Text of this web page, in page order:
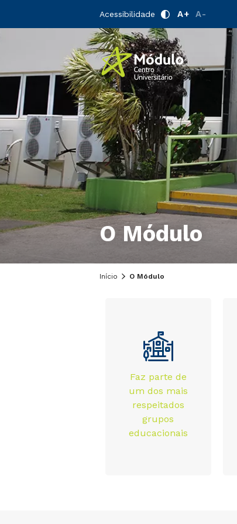
Acessibilidade A+ A-
O Módulo
Início O Módulo
Faz parte de
um dos mais
respeitados
grupos
educacionais